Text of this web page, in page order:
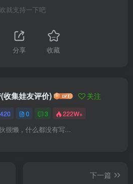
就支持一下吧
分享 收藏
收集娃友评价) 关注
0 3 222W+
很懒，什么都没有写...
下一篇